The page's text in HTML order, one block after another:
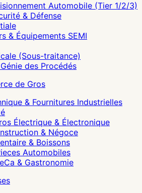
Automobile (Tier 1/2/3)
& Défense
& Équipements SEMI
(Sous-traitance)
des Procédés
de Gros
& Fournitures Industrielles
Électrique & Électronique
& Négoce
& Boissons
Automobiles
& Gastronomie